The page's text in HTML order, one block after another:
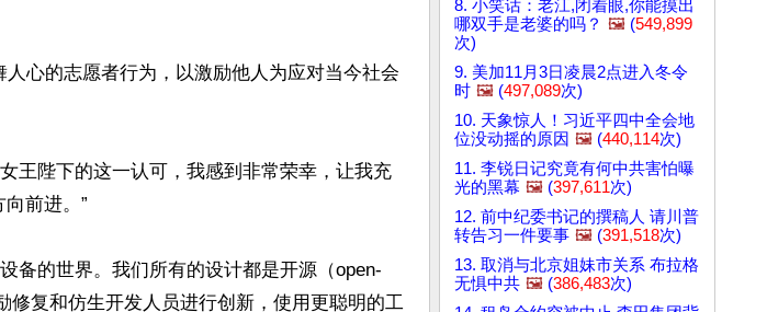
心的志愿者行为，以激励他人为应对当今社会
王陛下的这一认可，我感到非常荣幸，让我充
前进。”
备的世界。我们所有的设计都是开源（open-
修复和仿生开发人员进行创新，使用更聪明的工
8. 小笑话：老江,闭着眼,你能摸出
哪双手是老婆的吗？ 🖼️ (549,899
次)
9. 美加11月3日凌晨2点进入冬令
时 🖼️ (497,089次)
10. 天象惊人！习近平四中全会地
位没动摇的原因 🖼️ (440,114次)
11. 李锐日记究竟有何中共害怕曝
光的黑幕 🖼️ (397,611次)
12. 前中纪委书记的撰稿人 请川普
转告习一件要事 🖼️ (391,518次)
13. 取消与北京姐妹市关系 布拉格
无惧中共 🖼️ (386,483次)